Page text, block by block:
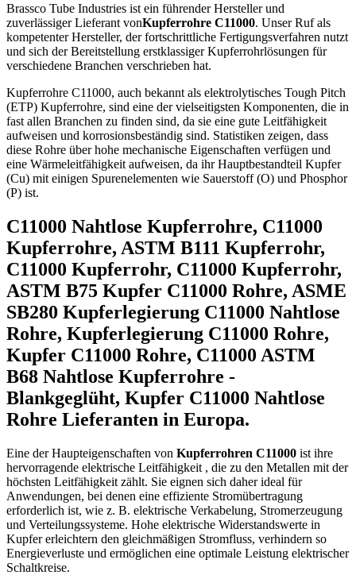
Brassco Tube Industries ist ein führender Hersteller und
zuverlässiger Lieferant vonKupferrohre C11000. Unser Ruf als
kompetenter Hersteller, der fortschrittliche Fertigungsverfahren nutzt
und sich der Bereitstellung erstklassiger Kupferrohrlösungen für
verschiedene Branchen verschrieben hat.
Kupferrohre C11000, auch bekannt als elektrolytisches Tough Pitch
(ETP) Kupferrohre, sind eine der vielseitigsten Komponenten, die in
fast allen Branchen zu finden sind, da sie eine gute Leitfähigkeit
aufweisen und korrosionsbeständig sind. Statistiken zeigen, dass
diese Rohre über hohe mechanische Eigenschaften verfügen und
eine Wärmeleitfähigkeit aufweisen, da ihr Hauptbestandteil Kupfer
(Cu) mit einigen Spurenelementen wie Sauerstoff (O) und Phosphor
(P) ist.
C11000 Nahtlose Kupferrohre, C11000
Kupferrohre, ASTM B111 Kupferrohr,
C11000 Kupferrohr, C11000 Kupferrohr,
ASTM B75 Kupfer C11000 Rohre, ASME
SB280 Kupferlegierung C11000 Nahtlose
Rohre, Kupferlegierung C11000 Rohre,
Kupfer C11000 Rohre, C11000 ASTM
B68 Nahtlose Kupferrohre -
Blankgeglüht, Kupfer C11000 Nahtlose
Rohre Lieferanten in Europa.
Eine der Haupteigenschaften von Kupferrohren C11000 ist ihre
hervorragende elektrische Leitfähigkeit , die zu den Metallen mit der
höchsten Leitfähigkeit zählt. Sie eignen sich daher ideal für
Anwendungen, bei denen eine effiziente Stromübertragung
erforderlich ist, wie z. B. elektrische Verkabelung, Stromerzeugung
und Verteilungssysteme. Hohe elektrische Widerstandswerte in
Kupfer erleichtern den gleichmäßigen Stromfluss, verhindern so
Energieverluste und ermöglichen eine optimale Leistung elektrischer
Schaltkreise.